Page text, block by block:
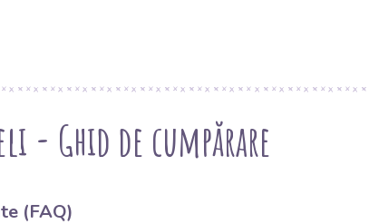
- Ghid de cumpărare
(FAQ)